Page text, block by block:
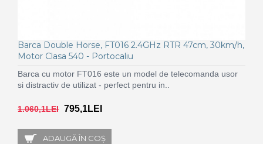
Barca Double Horse, FT016 2.4GHz RTR 47cm, 30km/h,
Motor Clasa 540 - Portocaliu
Barca cu motor FT016 este un model de telecomanda usor
si distractiv de utilizat - perfect pentru in..
1.060,1LEI 795,1LEI
ADAUGĂ ÎN COŞ